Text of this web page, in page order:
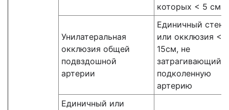
которых < 5 см
Унилатеральная
окклюзия общей
подвздошной
артерии
Единичный
или окклюзия <
15см, не
затрагивающий
подколенную
артерию
Единичный или